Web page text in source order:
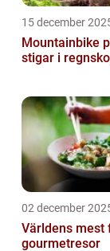
15 december
Mountainbike
stigar i
02 december
Världens mest
gourmetresor